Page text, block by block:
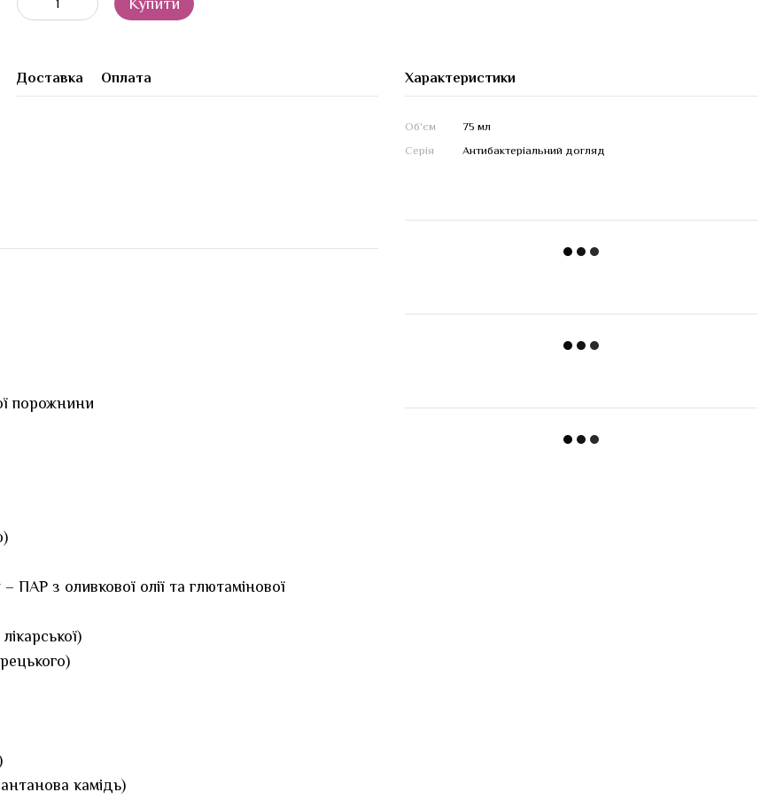
Купити
Доставка Оплата Характеристики
Об'єм
75 мл
Серія
Антибактеріальний догляд
порожнини
з оливкової олії та глютамінової
камідь)